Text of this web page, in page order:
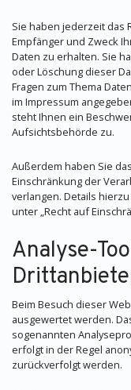
Sie haben jederzeit das
Empfänger und Zweck
Daten zu erhalten. Sie
oder Löschung dieser
Fragen zum Thema
im Impressum
steht Ihnen ein
Aufsichtsbehörde zu.
Außerdem haben Sie
Einschränkung der
verlangen. Details
unter „Recht auf
Analyse-
Beim Besuch dieser
ausgewertet werden.
sogenannten
erfolgt in der Regel
zurückverfolgt werden.